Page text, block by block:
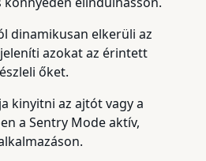
dinamikusan elkerüli az
azokat az érintett
őket.
kinyitni az ajtót vagy a
a Sentry Mode aktív,